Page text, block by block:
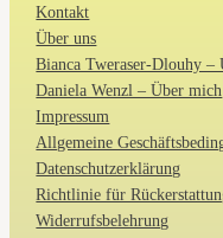
Kontakt
Über uns
Bianca Tweraser-Dlouhy –
Daniela Wenzl – Über mich
Impressum
Allgemeine
Datenschutzerklärung
Richtlinie für
Widerrufsbelehrung